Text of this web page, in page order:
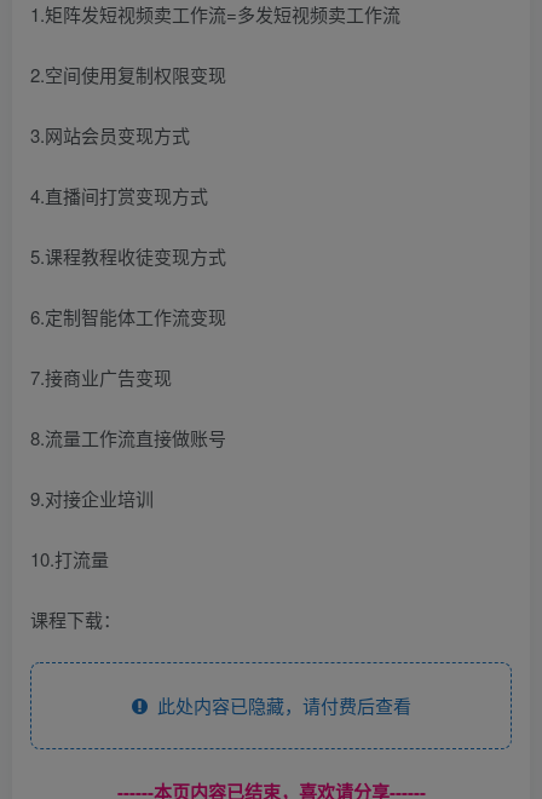
1.矩阵发短视频卖工作流=多发短视频卖工作流
2.空间使用复制权限变现
3.网站会员变现方式
4.直播间打赏变现方式
5.课程教程收徒变现方式
6.定制智能体工作流变现
7.接商业广告变现
8.流量工作流直接做账号
9.对接企业培训
10.打流量
课程下载：
此处内容已隐藏，请付费后查看
------本页内容已结束，喜欢请分享------